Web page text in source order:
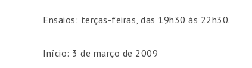
Ensaios: terças-feiras, das 19h30 às 22h30.
Início: 3 de março de 2009